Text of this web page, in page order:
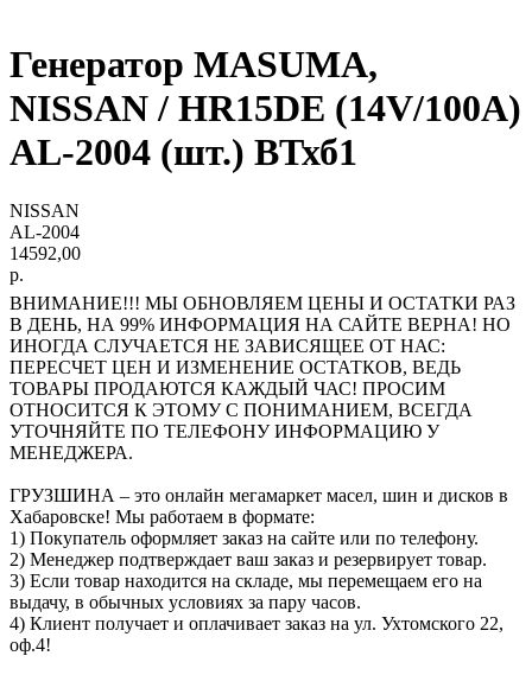
Генератор MASUMA,
NISSAN / HR15DE (14V/100A)
AL-2004 (шт.) ВТхб1
NISSAN
AL-2004
14592,00
р.
ВНИМАНИЕ!!! МЫ ОБНОВЛЯЕМ ЦЕНЫ И ОСТАТКИ РАЗ
В ДЕНЬ, НА 99% ИНФОРМАЦИЯ НА САЙТЕ ВЕРНА! НО
ИНОГДА СЛУЧАЕТСЯ НЕ ЗАВИСЯЩЕЕ ОТ НАС:
ПЕРЕСЧЕТ ЦЕН И ИЗМЕНЕНИЕ ОСТАТКОВ, ВЕДЬ
ТОВАРЫ ПРОДАЮТСЯ КАЖДЫЙ ЧАС! ПРОСИМ
ОТНОСИТСЯ К ЭТОМУ С ПОНИМАНИЕМ, ВСЕГДА
УТОЧНЯЙТЕ ПО ТЕЛЕФОНУ ИНФОРМАЦИЮ У
МЕНЕДЖЕРА.
ГРУЗШИНА – это онлайн мегамаркет масел, шин и дисков в
Хабаровске! Мы работаем в формате:
1) Покупатель оформляет заказ на сайте или по телефону.
2) Менеджер подтверждает ваш заказ и резервирует товар.
3) Если товар находится на складе, мы перемещаем его на
выдачу, в обычных условиях за пару часов.
4) Клиент получает и оплачивает заказ на ул. Ухтомского 22,
оф.4!